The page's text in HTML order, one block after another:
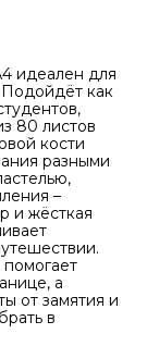
идеален для
Подойдёт как
80 листов
кости
разными
–
и жёсткая
а
от замятия и
в